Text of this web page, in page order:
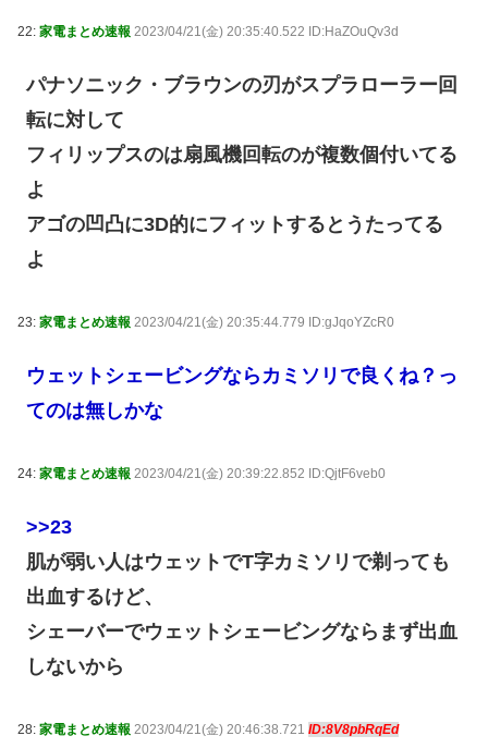
22: 家電まとめ速報 2023/04/21(金) 20:35:40.522 ID:HaZOuQv3d
パナソニック・ブラウンの刃がスプラローラー回
転に対して
フィリップスのは扇風機回転のが複数個付いてる
よ
アゴの凹凸に3D的にフィットするとうたってる
よ
23: 家電まとめ速報 2023/04/21(金) 20:35:44.779 ID:gJqoYZcR0
ウェットシェービングならカミソリで良くね？っ
てのは無しかな
24: 家電まとめ速報 2023/04/21(金) 20:39:22.852 ID:QjtF6veb0
>>23
肌が弱い人はウェットでT字カミソリで剃っても
出血するけど、
シェーバーでウェットシェービングならまず出血
しないから
28: 家電まとめ速報 2023/04/21(金) 20:46:38.721 ID:8V8pbRqEd